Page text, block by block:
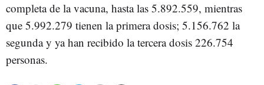
completa de la vacuna, hasta las 5.892.559, mientras
que 5.992.279 tienen la primera dosis; 5.156.762 la
segunda y ya han recibido la tercera dosis 226.754
personas.